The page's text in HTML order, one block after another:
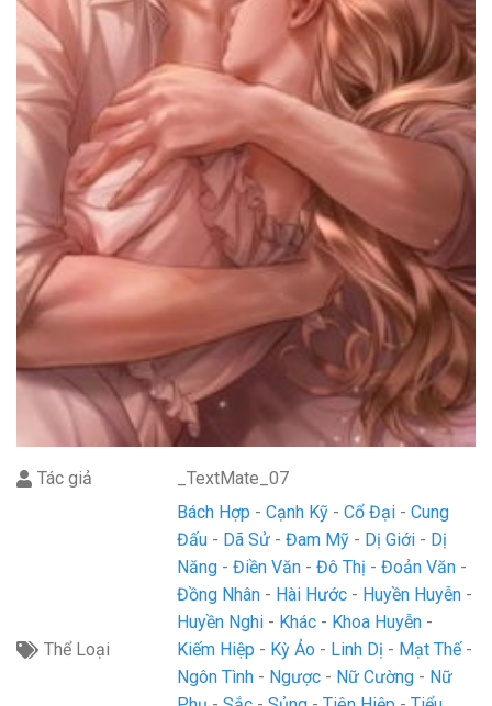
Tác giả _TextMate_07
Thể Loại
Bách Hợp Cạnh Kỹ Cổ Đại
Cung
Đấu
Dã Sử Đam Mỹ Dị Giới
Dị
Năng
Điền Văn Đô Thị
Đoản Văn
Đồng Nhân
Hài Hước
Huyền Huyễn
Huyền Nghi
Khác
Khoa Huyễn
Kiếm Hiệp
Kỳ Ảo Linh Dị
Mạt Thế
Ngôn Tình
Ngược Nữ Cường
Nữ